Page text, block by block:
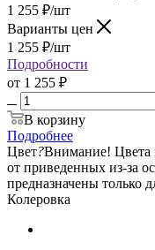
1 255 ₽/шт
Варианты цен
1 255 ₽/шт
Подробности
от 1 255 ₽
В корзину
Подробнее
Цвет?Внимание! Цвета
от приведенных из-за
предназначены только
Колеровка